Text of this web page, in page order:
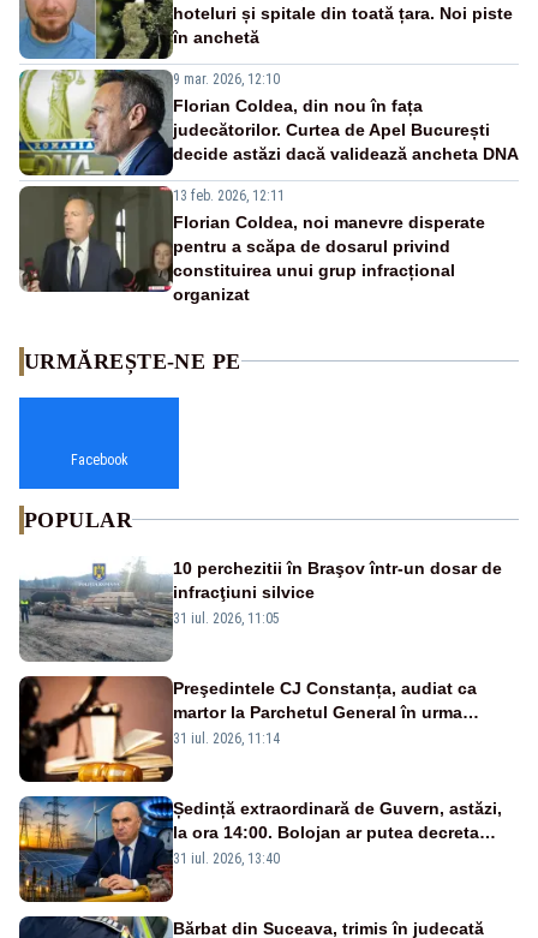
hoteluri și spitale din toată țara. Noi piste
în anchetă
9 mar. 2026, 12:10
Florian Coldea, din nou în fața
judecătorilor. Curtea de Apel București
decide astăzi dacă validează ancheta DNA
13 feb. 2026, 12:11
Florian Coldea, noi manevre disperate
pentru a scăpa de dosarul privind
constituirea unui grup infracțional
organizat
URMĂREȘTE-NE PE
Facebook
POPULAR
10 perchezitii în Braşov într-un dosar de
infracţiuni silvice
31 iul. 2026, 11:05
Preşedintele CJ Constanța, audiat ca
martor la Parchetul General în urma
percheziţiei la firma unde este acţionar
31 iul. 2026, 11:14
Ședință extraordinară de Guvern, astăzi,
la ora 14:00. Bolojan ar putea decreta
stare de urgență energetică
31 iul. 2026, 13:40
Bărbat din Suceava, trimis în judecată